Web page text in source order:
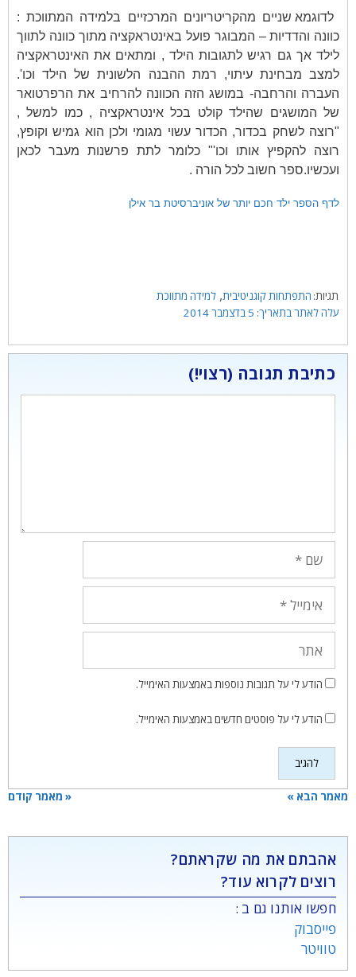
לדוגמא שניים מהקריטריונים המרכזיים בלמידה המתווכת :
כוונה והדדיות – המבוגר פועל באינטראקציה מתוך כוונה לתווך
לילד אך גם רגיש לתגובות הילד , ומתאים את האינטראקציה
למצב מבחינת עיתוי, רמת ההבנה הלשונית של הילד וכו'.
העברה והרחבה- במושג הזה הכוונה להרחיב את הרפרטואר
של המושגים שהילד קולט בכל אינטראקציה , כמו למשל ,
"רוצה לשחק בכדור, הכדור עשוי מגומי ולכן הוא גמיש וקופץ,
רוצה להקפיץ אותו וכו'" כלומר לתת פרשנות מעבר לכאן
ועכשיו.ספר חשוב לכל הורה .
לדף הספר ילד חכם יותר של אוניברסיטת בר אילן
תגיות
התפתחות קוגניטיבית, למידה מתווכת
5 בדצמבר 2014
כתיבת תגובה
הודע לי על תגובות נוספות באמצעות האימייל.
הודע לי על פוסטים חדשים באמצעות האימייל.
« מאמר קודם מאמר הבא »
אהבתם את מה שקראתם?
רוצים לקרוא עוד?
חפשו אותנו גם ב :
פייסבוק
טוויטר